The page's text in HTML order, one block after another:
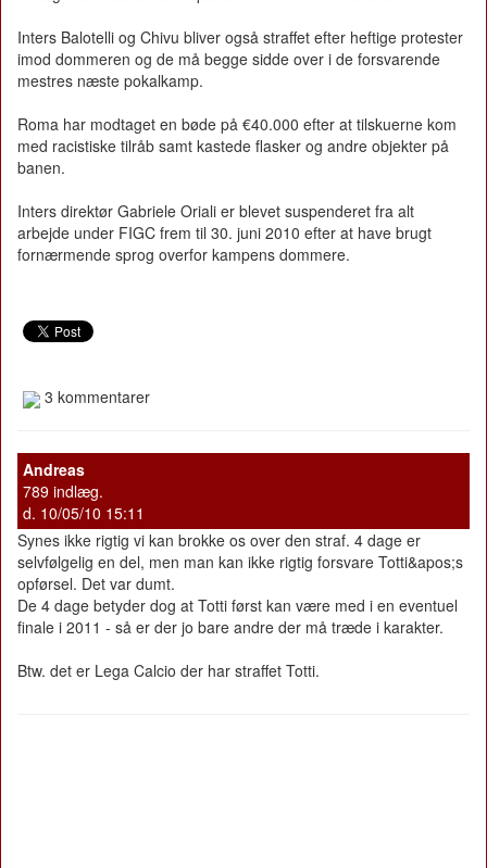
Inters Balotelli og Chivu bliver også straffet efter heftige protester
imod dommeren og de må begge sidde over i de forsvarende
mestres næste pokalkamp.
Roma har modtaget en bøde på €40.000 efter at tilskuerne kom
med racistiske tilråb samt kastede flasker og andre objekter på
banen.
Inters direktør Gabriele Oriali er blevet suspenderet fra alt
arbejde under FIGC frem til 30. juni 2010 efter at have brugt
fornærmende sprog overfor kampens dommere.
3 kommentarer
Andreas
789 indlæg.
d. 10/05/10 15:11
Synes ikke rigtig vi kan brokke os over den straf. 4 dage er
selvfølgelig en del, men man kan ikke rigtig forsvare Totti&apos;s
opførsel. Det var dumt.
De 4 dage betyder dog at Totti først kan være med i en eventuel
finale i 2011 - så er der jo bare andre der må træde i karakter.
Btw. det er Lega Calcio der har straffet Totti.